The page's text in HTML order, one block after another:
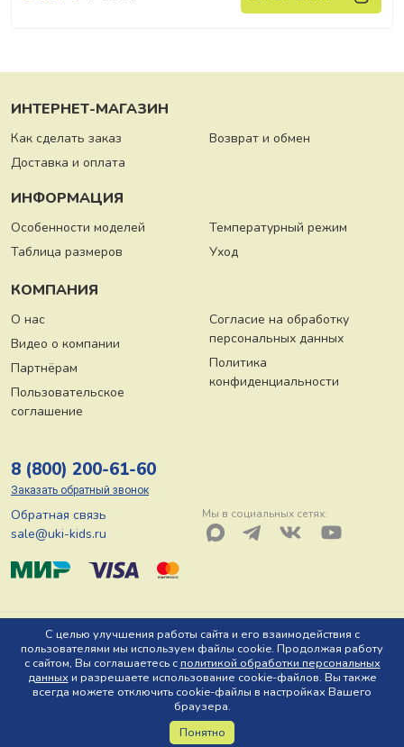
С целью улучшения работы сайта и его взаимодействия с
пользователями мы используем файлы cookie. Продолжая работу
с сайтом, Вы соглашаетесь сполитикой обработки персональных
данных и разрешаете использование cookie-файлов. Вы также
всегда можете отключить cookie-файлы в настройках Вашего
браузера.
Понятно
ИНТЕРНЕТ-МАГАЗИН
Как сделать заказ
Доставка и оплата
Возврат и обмен
ИНФОРМАЦИЯ
Особенности моделей
Таблица размеров
Температурный режим
Уход
КОМПАНИЯ
О нас
Видео о компании
Партнёрам
Пользовательское
соглашение
Согласие на обработку
персональных данных
Политика
конфиденциальности
8 (800) 200-61-60
Заказать обратный звонок
Обратная связь
sale@uki-kids.ru
Мы в социальных сетях:
© ООО «Юки-кидс» 2026, Тел: 8 (800) 200-61-60, Адрес: 150044 г.
Ярославль, пр-т Октября, д. 78 Ю